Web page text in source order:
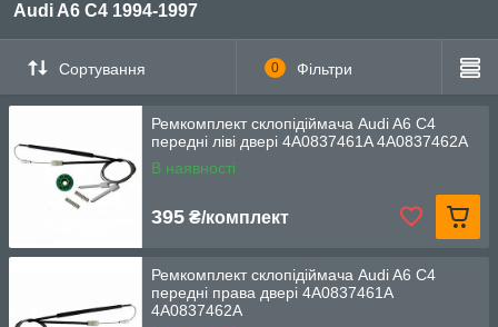
Audi A6 C4 1994-1997
Сортування 0 Фільтри
Ремкомплект склопідіймача Audi A6 C4
передні ліві двері 4A0837461A 4A0837462A
В наявності
395 ₴/комплект
Ремкомплект склопідіймача Audi A6 C4
передні права двері 4A0837461A
4A0837462A